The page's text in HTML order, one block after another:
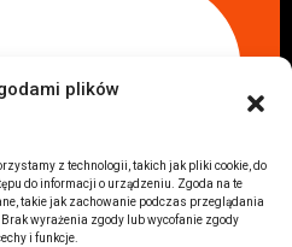
plików
z technologii, takich jak pliki cookie, do
do informacji o urządzeniu. Zgoda na te
takie jak zachowanie podczas przeglądania
wyrażenia zgody lub wycofanie zgody
i funkcje.